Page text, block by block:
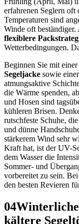
erfahrenen Seglern oft
Temperaturen sind
Winde oft
flexiblere
Wetterbedingungen.
Beginnen Sie mit einer
Segeljacke sowie
atmungsaktive
die Wärme spenden,
und Hosen sind
kühleren Brisen.
rutschfeste Schuhe,
und dünne
stärkerem Wind sehr
Kraft hat, ist der UV-
dem Wasser die
Sommer- und
vorbereitet zu sein.
den besten Revieren
04
kältere